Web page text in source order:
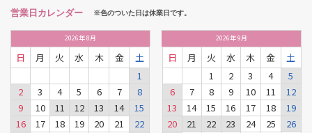
営業日カレンダー ※色のついた日は休業日です。
2026年8月
日 月 火 水 木 金
土
1
2
3 4 5 6 7
8
9
10 11 12 13 14
15
16
17 18 19 20 21
22
2026年9月
日 月 火 水 木 金
土
1
2 3 4
5
6
7 8 9 10 11
12
13
14 15 16 17 18
19
20
21 22 23 24 25
26